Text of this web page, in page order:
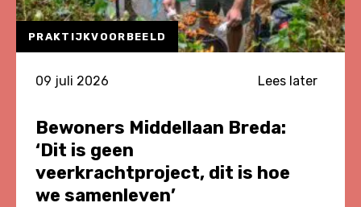
PRAKTIJKVOORBEELD
09 juli 2026 Lees later
Bewoners Middellaan Breda:
‘Dit is geen
veerkrachtproject, dit is hoe
we samenleven’